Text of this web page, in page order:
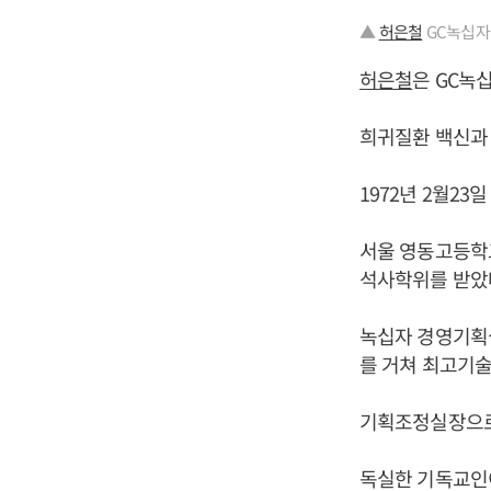
▲허은철 GC녹십
허은철은 GC녹
희귀질환 백신
1972년 2월23
서울 영동고등
석사학위를 받
녹십자 경영기
를 거쳐 최고기
기획조정실장
독실한 기독교